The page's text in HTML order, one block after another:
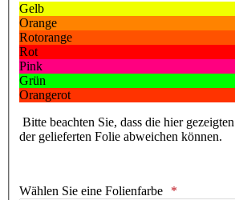
Gelb
Orange
Rotorange
Rot
Pink
Grün
Orangerot
Bitte beachten Sie, dass die hier
der gelieferten Folie abweichen können.
Wählen Sie eine Folienfarbe